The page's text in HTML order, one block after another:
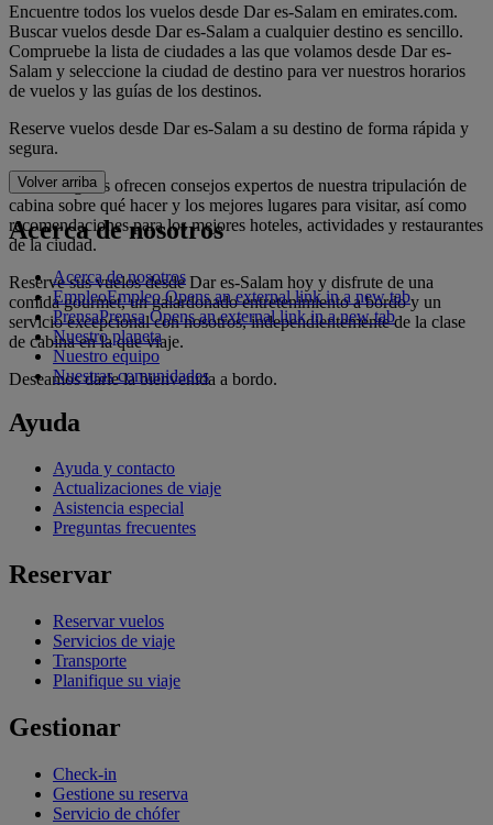
Encuentre todos los vuelos desde Dar es-Salam en emirates.com.
Buscar vuelos desde Dar es-Salam a cualquier destino es sencillo.
Compruebe la lista de ciudades a las que volamos desde Dar es-
Salam y seleccione la ciudad de destino para ver nuestros horarios
de vuelos y las guías de los destinos.
Reserve vuelos desde Dar es-Salam a su destino de forma rápida y
segura.
Nuestras guías ofrecen consejos expertos de nuestra tripulación de
cabina sobre qué hacer y los mejores lugares para visitar, así como
recomendaciones para los mejores hoteles, actividades y restaurantes
de la ciudad.
Reserve sus vuelos desde Dar es-Salam hoy y disfrute de una
comida gourmet, un galardonado entretenimiento a bordo y un
servicio excepcional con nosotros, independientemente de la clase
de cabina en la que viaje.
Deseamos darle la bienvenida a bordo.
Volver arriba
Acerca de nosotros
Acerca de nosotros
EmpleoEmpleo Opens an external link in a new tab
PrensaPrensa Opens an external link in a new tab
Nuestro planeta
Nuestro equipo
Nuestras comunidades
Ayuda
Ayuda y contacto
Actualizaciones de viaje
Asistencia especial
Preguntas frecuentes
Reservar
Reservar vuelos
Servicios de viaje
Transporte
Planifique su viaje
Gestionar
Check-in
Gestione su reserva
Servicio de chófer